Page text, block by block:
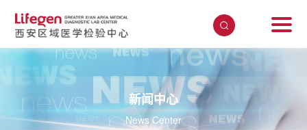
新闻中心
News Center